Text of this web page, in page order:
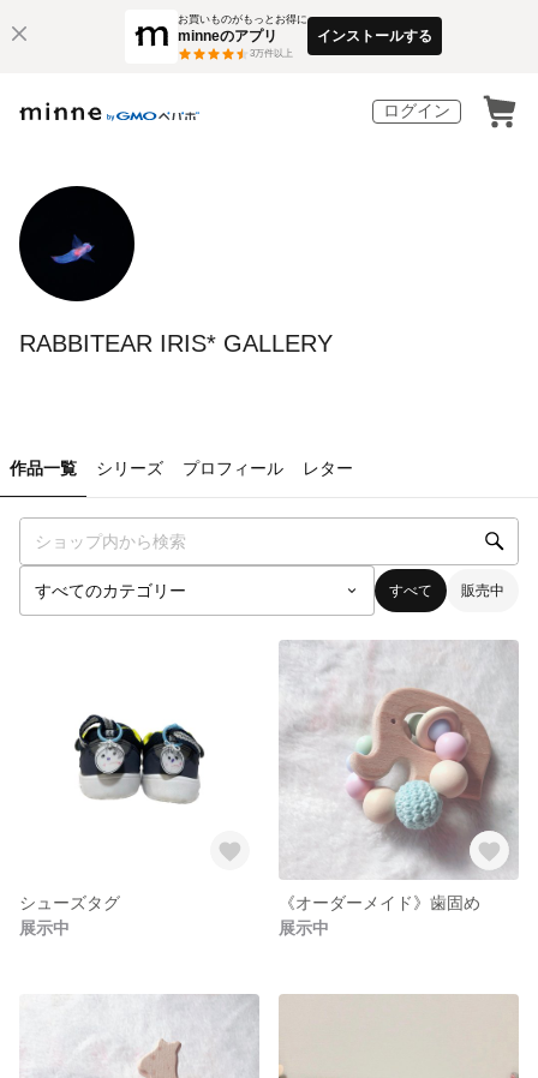
お買いものがもっとお得に
minneのアプリ
3万件以上
インストールする
ログイン
RABBITEAR IRIS* GALLERY
作品一覧 シリーズ プロフィール レター
すべて 販売中
シューズタグ
展示中
《オーダーメイド》歯固め
展示中